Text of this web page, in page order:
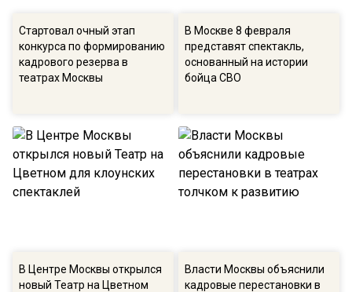
Стартовал очный этап
конкурса по формированию
кадрового резерва в
театрах Москвы
В Москве 8 февраля
представят спектакль,
основанный на истории
бойца СВО
В Центре Москвы открылся
новый Театр на Цветном
Власти Москвы объяснили
кадровые перестановки в